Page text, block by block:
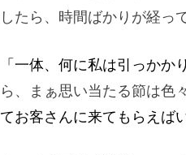
したら、時間ばかりが経っ
「一体、何に私は引っかか
ら、まぁ思い当たる節は色
てお客さんに来てもらえば